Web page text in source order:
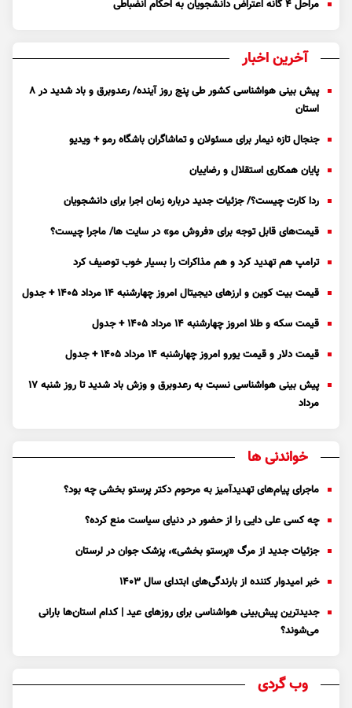
مراحل ۴ گانه اعتراض دانشجویان به احکام انضباطی
آخرین اخبار
پیش بینی هواشناسی کشور طی پنج روز آینده/ رعدوبرق و باد شدید در ۸
استان
جنجال تازه نیمار برای مسئولان و تماشاگران باشگاه رمو + ویدیو
پایان همکاری استقلال و رضاییان
ردا کارت چیست؟/ جزئیات جدید درباره زمان اجرا برای دانشجویان
قیمت‌های قابل توجه برای «فروش مو» در سایت ها/ ماجرا چیست؟
ترامپ هم تهدید کرد و هم مذاکرات را بسیار خوب توصیف کرد
قیمت بیت کوین و ارز‌های دیجیتال امروز چهارشنبه ۱۴ مرداد ۱۴۰۵ + جدول
قیمت سکه و طلا امروز چهارشنبه ۱۴ مرداد ۱۴۰۵ + جدول
قیمت دلار و قیمت یورو امروز چهارشنبه ۱۴ مرداد ۱۴۰۵ + جدول
پیش بینی هواشناسی نسبت به رعدوبرق و وزش باد شدید تا روز شنبه ۱۷
مرداد
خواندنی ها
ماجرای پیام‌های تهدیدآمیز به مرحوم دکتر پرستو بخشی چه بود؟
چه کسی علی دایی را از حضور در دنیای سیاست منع کرده؟
جزئیات جدید از مرگ «پرستو بخشی»، پزشک جوان در لرستان
خبر امیدوار کننده از بارندگی‌های ابتدای سال ۱۴۰۳
جدیدترین پیش‌بینی هواشناسی برای روزهای عید | کدام استان‌ها بارانی
می‌شوند؟
وب گردی